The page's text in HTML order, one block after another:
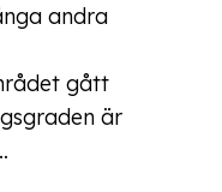
andra
gått
är